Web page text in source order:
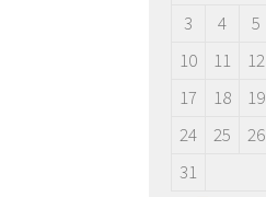
3
4 5
10
11 12
17
18 19
24
25 26
31